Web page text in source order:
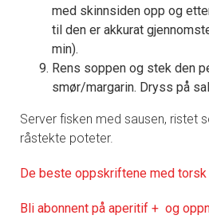
med skinnsiden opp og
til den er akkurat
min).
Rens soppen og stek den
smør/margarin. Dryss på
Server fisken med sausen, ristet
råstekte poteter.
De beste oppskriftene med
Bli abonnent på aperitif + og